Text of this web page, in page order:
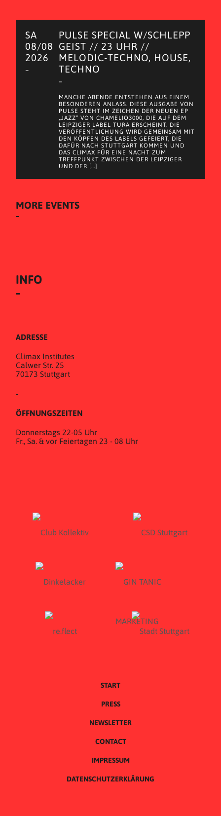
SA
08/08
2026
–
PULSE SPECIAL W/SCHLEPP
GEIST // 23 UHR //
MELODIC-TECHNO, HOUSE,
TECHNO
–
MANCHE ABENDE ENTSTEHEN AUS EINEM
BESONDEREN ANLASS. DIESE AUSGABE VON
PULSE STEHT IM ZEICHEN DER NEUEN EP
„JAZZ“ VON CHAMELIO3000, DIE AUF DEM
LEIPZIGER LABEL TURA ERSCHEINT. DIE
VERÖFFENTLICHUNG WIRD GEMEINSAM MIT
DEN KÖPFEN DES LABELS GEFEIERT, DIE
DAFÜR NACH STUTTGART KOMMEN UND
DAS CLIMAX FÜR EINE NACHT ZUM
TREFFPUNKT ZWISCHEN DER LEIPZIGER
UND DER […]
MORE EVENTS
INFO
ADRESSE
Climax Institutes
Calwer Str. 25
70173 Stuttgart
-
ÖFFNUNGSZEITEN
Donnerstags 22-05 Uhr
Fr., Sa. & vor Feiertagen 23 - 08 Uhr
START
PRESS
NEWSLETTER
CONTACT
IMPRESSUM
DATENSCHUTZERKLÄRUNG